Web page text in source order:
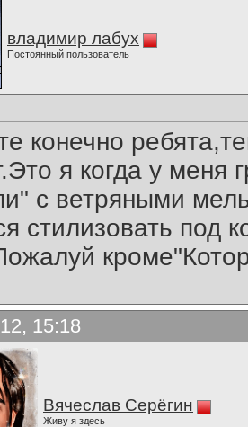
владимир лабух
Постоянный пользователь
конечно
я когда у меня
с ветряными
стилизовать под
15:18
Вячеслав Серёгин
Живу я здесь